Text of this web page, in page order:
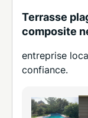
Terrasse
composite
entreprise
confiance.